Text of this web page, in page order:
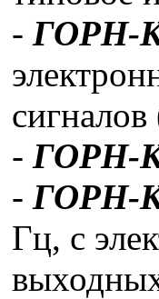
- ГОРН-
- ГОРН-
- ГОРН-
Гц, с